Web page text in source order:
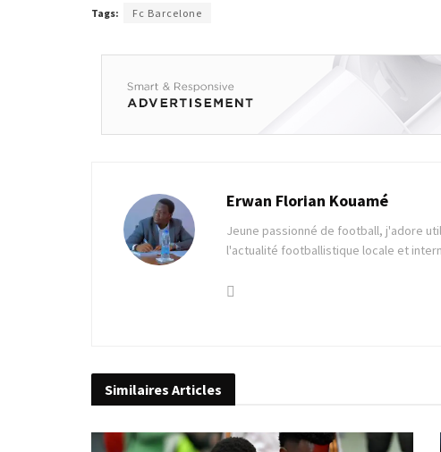
Tags: Fc Barcelone
Erwan Florian Kouamé
Jeune passionné de football, j'adore
l'actualité footballistique locale et
Similaires Articles